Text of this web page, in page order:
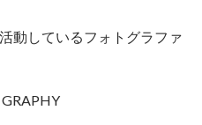
動しているフォトグラファ